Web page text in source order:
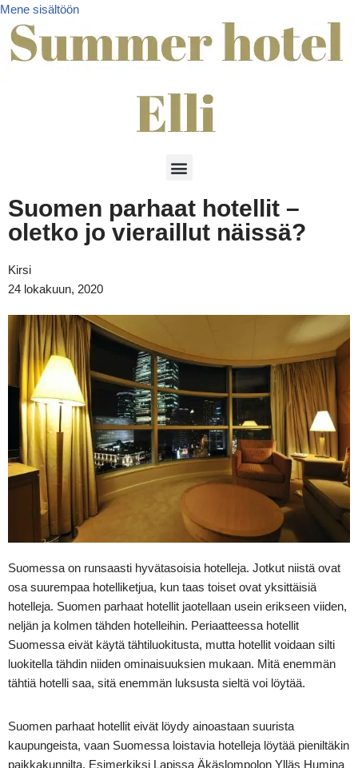
Mene sisältöön
Suomen parhaat hotellit –
oletko jo vieraillut näissä?
Kirsi
24 lokakuun, 2020
Suomessa on runsaasti hyvätasoisia hotelleja. Jotkut niistä ovat
osa suurempaa hotelliketjua, kun taas toiset ovat yksittäisiä
hotelleja. Suomen parhaat hotellit jaotellaan usein erikseen viiden,
neljän ja kolmen tähden hotelleihin. Periaatteessa hotellit
Suomessa eivät käytä tähtiluokitusta, mutta hotellit voidaan silti
luokitella tähdin niiden ominaisuuksien mukaan. Mitä enemmän
tähtiä hotelli saa, sitä enemmän luksusta sieltä voi löytää.
Suomen parhaat hotellit eivät löydy ainoastaan suurista
kaupungeista, vaan Suomessa loistavia hotelleja löytää pieniltäkin
paikkakunnilta. Esimerkiksi Lapissa Äkäslompolon Ylläs Humina